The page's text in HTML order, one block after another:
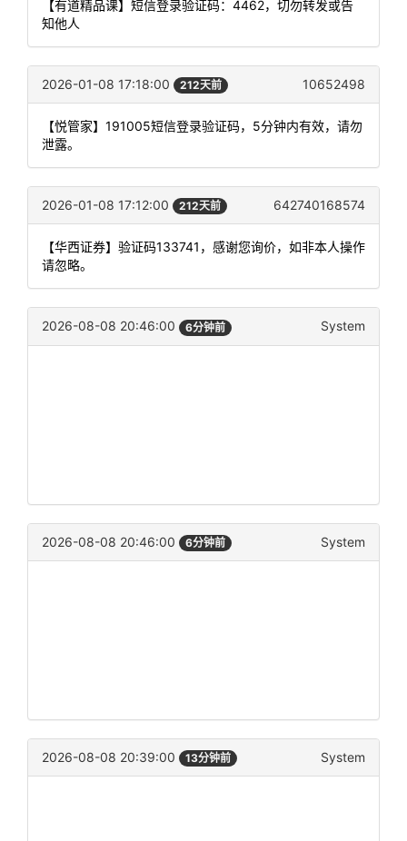
【有道精品课】短信登录验证码：4462，切勿转发或告
知他人
2026-01-08 17:18:00 212天前 10652498
【悦管家】191005短信登录验证码，5分钟内有效，请勿
泄露。
2026-01-08 17:12:00 212天前 642740168574
【华西证券】验证码133741，感谢您询价，如非本人操作
请忽略。
2026-08-08 20:46:00 6分钟前 System
2026-08-08 20:46:00 6分钟前 System
2026-08-08 20:39:00 13分钟前 System